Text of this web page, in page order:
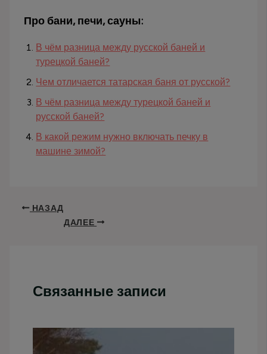
Про бани, печи, сауны:
В чём разница между русской баней и
турецкой баней?
Чем отличается татарская баня от русской?
В чём разница между турецкой баней и
русской баней?
В какой режим нужно включать печку в
машине зимой?
НАЗАД
ДАЛЕЕ
Связанные записи